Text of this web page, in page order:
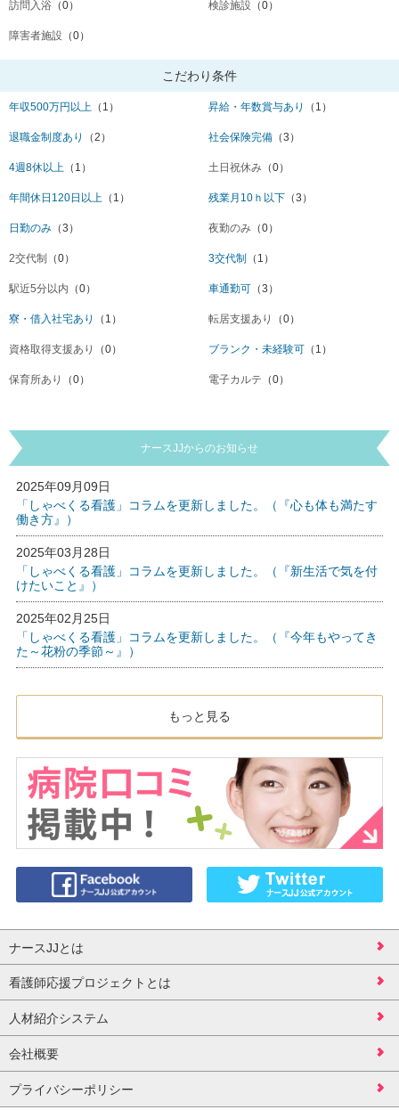
訪問入浴 （0） 検診施設 （0）
障害者施設 （0）
こだわり条件
年収500万円以上 （1） 昇給・年数賞与あり （1）
退職金制度あり （2） 社会保険完備 （3）
4週8休以上 （1） 土日祝休み （0）
年間休日120日以上 （1） 残業月10ｈ以下 （3）
日勤のみ （3） 夜勤のみ （0）
2交代制 （0） 3交代制 （1）
駅近5分以内 （0） 車通勤可 （3）
寮・借入社宅あり （1） 転居支援あり （0）
資格取得支援あり （0） ブランク・未経験可 （1）
保育所あり （0） 電子カルテ （0）
ナースJJからのお知らせ
2025年09月09日
「しゃべくる看護」コラムを更新しました。（『心も体も満たす
働き方』）
2025年03月28日
「しゃべくる看護」コラムを更新しました。（『新生活で気を付
けたいこと』）
2025年02月25日
「しゃべくる看護」コラムを更新しました。（『今年もやってき
た～花粉の季節～』）
もっと見る
ナースJJとは
看護師応援プロジェクトとは
人材紹介システム
会社概要
プライバシーポリシー